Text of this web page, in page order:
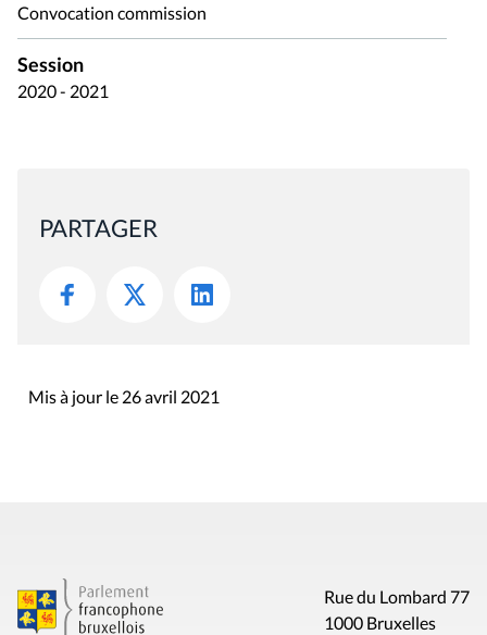
Convocation commission
Session
2020 - 2021
PARTAGER
Mis à jour le 26 avril 2021
Rue du Lombard 77
1000 Bruxelles